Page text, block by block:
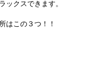
ックスできます。
はこの３つ！！